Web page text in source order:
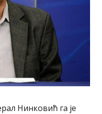
Нинковић га је